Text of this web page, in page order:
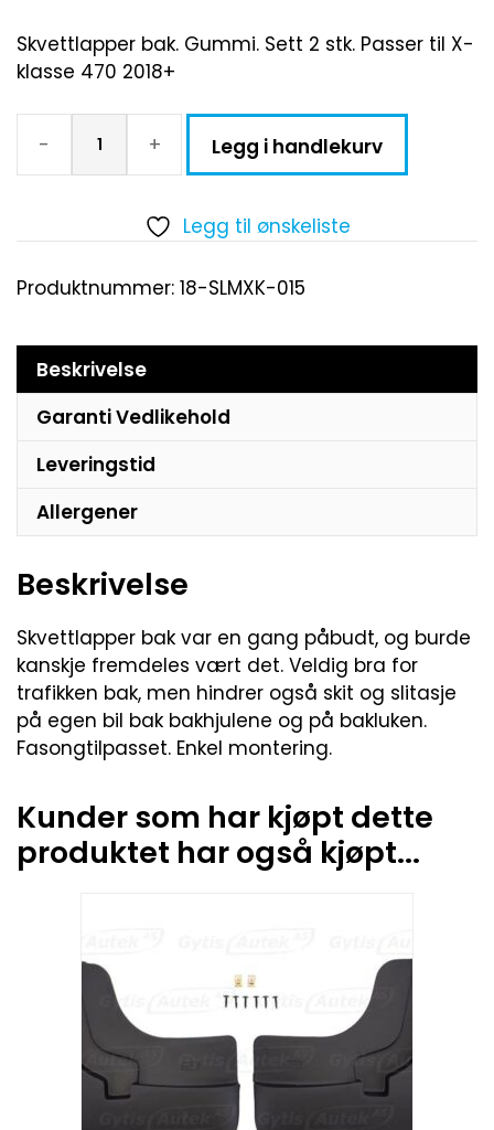
Skvettlapper bak. Gummi. Sett 2 stk. Passer til X-
klasse 470 2018+
- + Legg i handlekurv
Legg til ønskeliste
Produktnummer: 18-SLMXK-015
Beskrivelse
Garanti Vedlikehold
Leveringstid
Allergener
Beskrivelse
Skvettlapper bak var en gang påbudt, og burde
kanskje fremdeles vært det. Veldig bra for
trafikken bak, men hindrer også skit og slitasje
på egen bil bak bakhjulene og på bakluken.
Fasongtilpasset. Enkel montering.
Kunder som har kjøpt dette
produktet har også kjøpt...